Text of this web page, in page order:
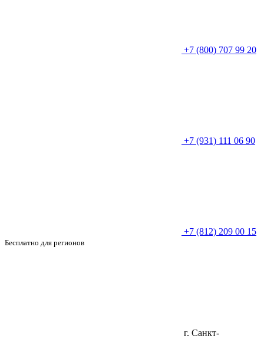
+7 (800) 707 99 20
+7 (931) 111 06 90
+7 (812) 209 00 15
Бесплатно для регионов
г. Санкт-